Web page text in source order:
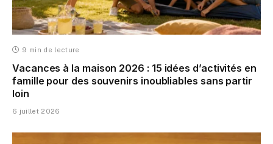
9 min de lecture
Vacances à la maison 2026 : 15 idées d’activités en
famille pour des souvenirs inoubliables sans partir
loin
6 juillet 2026